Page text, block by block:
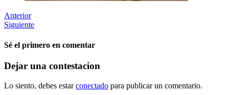
Anterior
Siguiente
Sé el primero en comentar
Dejar una contestacion
Lo siento, debes estarconectado para publicar un comentario.